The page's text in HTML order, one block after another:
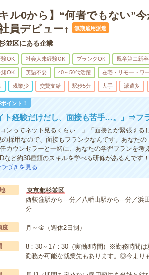
キル0から】“何者でもない”
員デビュー↑
無期雇用派遣
並区にある企業
験OK 社会人未経験OK ブランクOK 既卒第二新
緒OK 英語不要 40～50代活躍 在宅・リモートワ
残業少 交費支給 駅歩5分 大手 派遣多
イント！
ト経験だけだし、面接も苦手…。」⇒フ
コンってネット見るくらい…」「面接とか緊張す
の採用なので、面接もフランクなんです。あなた
カウンセラーと一緒に、あなたの学習プランを考
など約30種類のスキルを学べる研修があるんです
つづきを見る
東京都杉並区
西荻窪駅から---分／八幡山駅から---分／浜
分
度 月～金（週休2日制）
8：30～17：30（実働8時間）※勤務時間
勤務が可能な就業先もあります。◎今より